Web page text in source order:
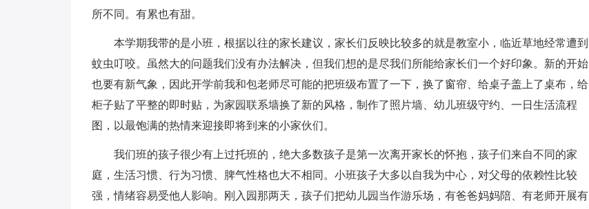
所不同。有累也有甜。
本学期我带的是小班，根据以往的家长建议，家长们反映比较多的就是教室小，临近草地经常遭到
蚊虫叮咬。虽然大的问题我们没有办法解决，但我们想的是尽我们所能给家长们一个好印象。新的开始
也要有新气象，因此开学前我和包老师尽可能的把班级布置了一下，换了窗帘、给桌子盖上了桌布，给
柜子贴了平整的即时贴，为家园联系墙换了新的风格，制作了照片墙、幼儿班级守约、一日生活流程
图，以最饱满的热情来迎接即将到来的小家伙们。
我们班的孩子很少有上过托班的，绝大多数孩子是第一次离开家长的怀抱，孩子们来自不同的家
庭，生活习惯、行为习惯、脾气性格也大不相同。小班孩子大多以自我为中心，对父母的依赖性比较
强，情绪容易受他人影响。刚入园那两天，孩子们把幼儿园当作游乐场，有爸爸妈妈陪、有老师开展有